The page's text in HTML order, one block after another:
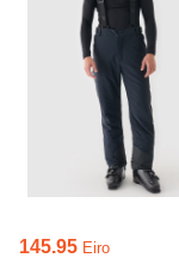
145.95 Eiro